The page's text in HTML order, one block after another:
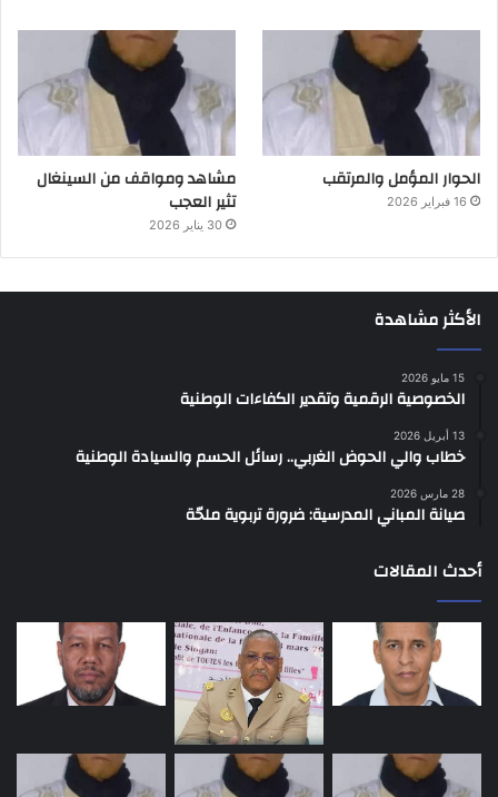
الحوار المؤمل والمرتقب
16 فبراير 2026
مشاهد ومواقف من السينغال
تثير العجب
30 يناير 2026
الأكثر مشاهدة
15 مايو 2026
الخصوصية الرقمية وتقدير الكفاءات الوطنية
13 أبريل 2026
خطاب والي الحوض الغربي.. رسائل الحسم والسيادة الوطنية
28 مارس 2026
صيانة المباني المدرسية: ضرورة تربوية ملحّة
أحدث المقالات